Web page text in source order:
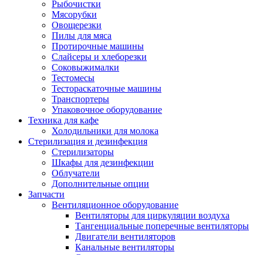
Рыбочистки
Мясорубки
Овощерезки
Пилы для мяса
Протирочные машины
Слайсеры и хлеборезки
Соковыжималки
Тестомесы
Тестораскаточные машины
Транспортеры
Упаковочное оборудование
Техника для кафе
Холодильники для молока
Стерилизация и дезинфекция
Стерилизаторы
Шкафы для дезинфекции
Облучатели
Дополнительные опции
Запчасти
Вентиляционное оборудование
Вентиляторы для циркуляции воздуха
Тангенциальные поперечные вентиляторы
Двигатели вентиляторов
Канальные вентиляторы